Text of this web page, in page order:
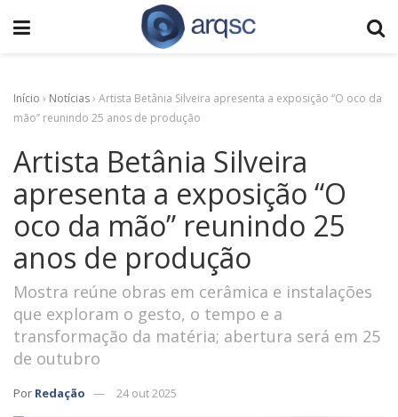
Início › Notícias› Artista Betânia Silveira apresenta a exposição “O oco da
mão” reunindo 25 anos de produção
Artista Betânia Silveira
apresenta a exposição “O
oco da mão” reunindo 25
anos de produção
Mostra reúne obras em cerâmica e instalações
que exploram o gesto, o tempo e a
transformação da matéria; abertura será em 25
de outubro
Por Redação 24 out 2025